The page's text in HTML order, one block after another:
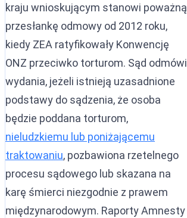
kraju wnioskującym stanowi poważną
przesłankę odmowy od 2012 roku,
kiedy ZEA ratyfikowały Konwencję
ONZ przeciwko torturom. Sąd odmówi
wydania, jeżeli istnieją uzasadnione
podstawy do sądzenia, że osoba
będzie poddana torturom,
nieludzkiemu lub poniżającemu
traktowaniu, pozbawiona rzetelnego
procesu sądowego lub skazana na
karę śmierci niezgodnie z prawem
międzynarodowym. Raporty Amnesty